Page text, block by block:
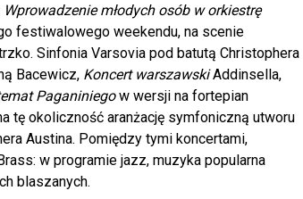
Wprowadzenie młodych osób w orkiestrę
festiwalowego weekendu, na scenie
Sinfonia Varsovia pod batutą Christophera
Bacewicz, Koncert warszawskiAddinsella,
Paganiniegow wersji na fortepian
tę okoliczność aranżację symfoniczną utworu
Austina. Pomiędzy tymi koncertami,
w programie jazz, muzyka popularna
blaszanych.